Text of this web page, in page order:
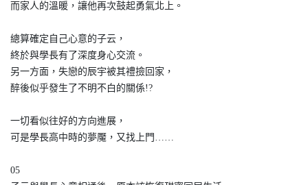
而家人的溫暖，讓他再次鼓起勇氣北上。
總算確定自己心意的子云，
終於與學長有了深度身心交流。
另一方面，失戀的辰宇被其禮撿回家，
醉後似乎發生了不明不白的關係!?
一切看似往好的方向進展，
可是學長高中時的夢魘，又找上門……
05